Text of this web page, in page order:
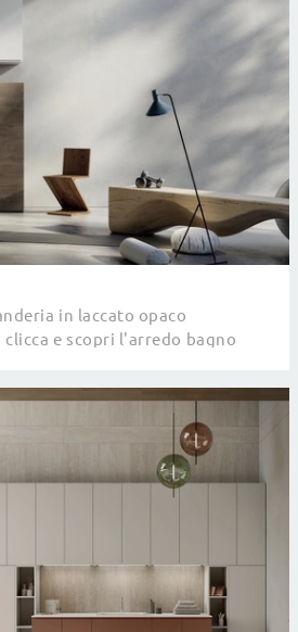
in laccato opaco
clicca e scopri l'arredo bagno